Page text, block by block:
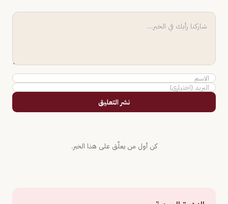
نشر التعليق
كن أول من يعلّق على هذا الخبر.